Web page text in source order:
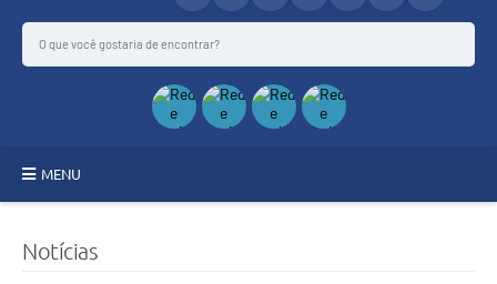
MENU
Notícias